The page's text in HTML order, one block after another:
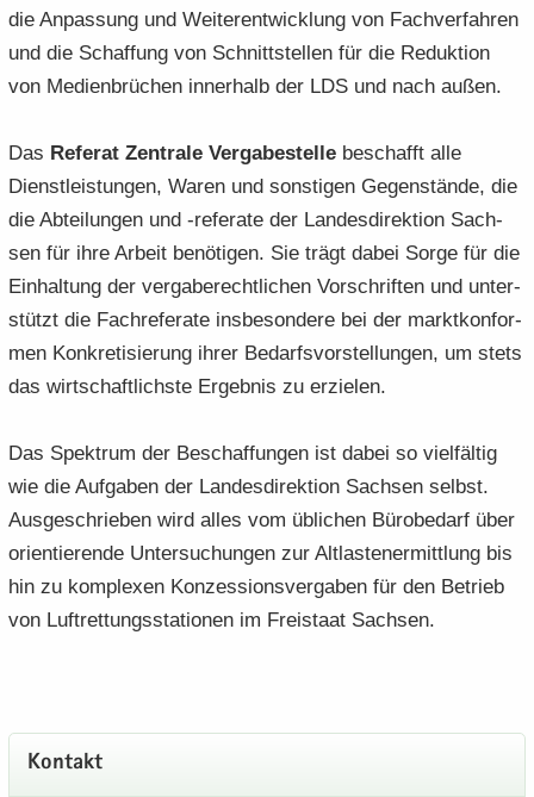
die An­pas­sung und Wei­ter­ent­wick­lung von Fach­ver­fah­ren
und die Schaf­fung von Schnitt­stel­len für die Re­duk­ti­on
von Me­di­en­brü­chen in­ner­halb der LDS und nach außen.
Das Re­fe­rat Zen­tra­le Ver­ga­be­stel­le be­schafft alle
Dienst­leis­tun­gen, Waren und sons­ti­gen Ge­gen­stän­de, die
die Ab­tei­lun­gen und -​referate der Lan­des­di­rek­ti­on Sach­
sen für ihre Ar­beit be­nö­ti­gen. Sie trägt dabei Sorge für die
Ein­hal­tung der ver­ga­be­recht­li­chen Vor­schrif­ten und un­ter­
stützt die Fach­re­fe­ra­te ins­be­son­de­re bei der markt­kon­for­
men Kon­kre­ti­sie­rung ihrer Be­darfs­vor­stel­lun­gen, um stets
das wirt­schaft­lichs­te Er­geb­nis zu er­zie­len.
Das Spek­trum der Be­schaf­fun­gen ist dabei so viel­fäl­tig
wie die Auf­ga­ben der Lan­des­di­rek­ti­on Sach­sen selbst.
Aus­ge­schrie­ben wird alles vom üb­li­chen Bü­ro­be­darf über
ori­en­tie­ren­de Un­ter­su­chun­gen zur Alt­las­ten­er­mitt­lung bis
hin zu kom­ple­xen Kon­zes­si­ons­ver­ga­ben für den Be­trieb
von Luft­ret­tungs­sta­tio­nen im Frei­staat Sach­sen.
Kon­takt